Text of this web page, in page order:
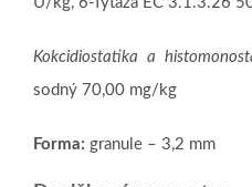
Kokcidiostatika a
sodný 70,00 mg/kg
Forma: granule – 3,2 mm